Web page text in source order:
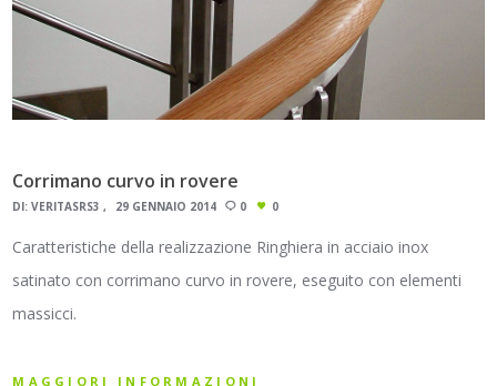
Corrimano curvo in rovere
DI:VERITASRS3 29 GENNAIO 2014 0 0
Caratteristiche della realizzazione Ringhiera in acciaio inox
satinato con corrimano curvo in rovere, eseguito con elementi
massicci.
MAGGIORI INFORMAZIONI